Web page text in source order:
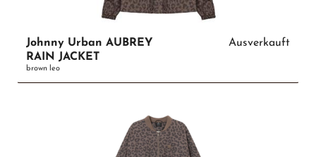
Johnny Urban AUBREY
RAIN JACKET
brown leo
Ausverkauft